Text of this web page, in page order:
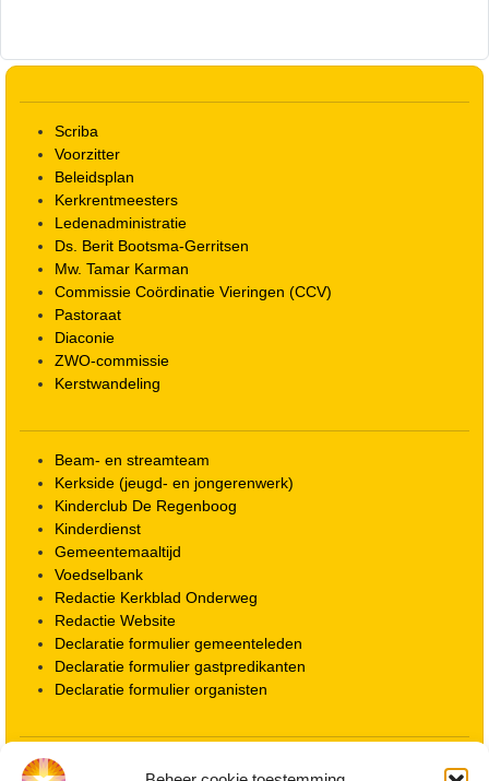
Scriba
Voorzitter
Beleidsplan
Kerkrentmeesters
Ledenadministratie
Ds. Berit Bootsma-Gerritsen
Mw. Tamar Karman
Commissie Coördinatie Vieringen (CCV)
Pastoraat
Diaconie
ZWO-commissie
Kerstwandeling
Beam- en streamteam
Kerkside (jeugd- en jongerenwerk)
Kinderclub De Regenboog
Kinderdienst
Gemeentemaaltijd
Voedselbank
Redactie Kerkblad Onderweg
Redactie Website
Declaratie formulier gemeenteleden
Declaratie formulier gastpredikanten
Declaratie formulier organisten
Locatie kerk